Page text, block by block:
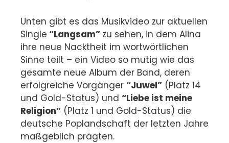
Unten gibt es das Musikvideo zur aktuellen
Single “Langsam” zu sehen, in dem Alina
ihre neue Nacktheit im wortwörtlichen
Sinne teilt – ein Video so mutig wie das
gesamte neue Album der Band, deren
erfolgreiche Vorgänger “Juwel” (Platz 14
und Gold-Status) und “Liebe ist meine
Religion” (Platz 1 und Gold-Status) die
deutsche Poplandschaft der letzten Jahre
maßgeblich prägten.